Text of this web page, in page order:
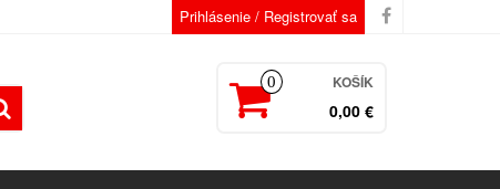
Prihlásenie / Registrovať sa
0 KOŠÍK
0,00 €